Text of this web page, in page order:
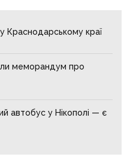
Краснодарському краї
меморандум про
автобус у Нікополі — є